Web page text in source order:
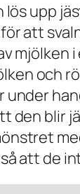
upp
att
mjölken
och
under
den blir
att de